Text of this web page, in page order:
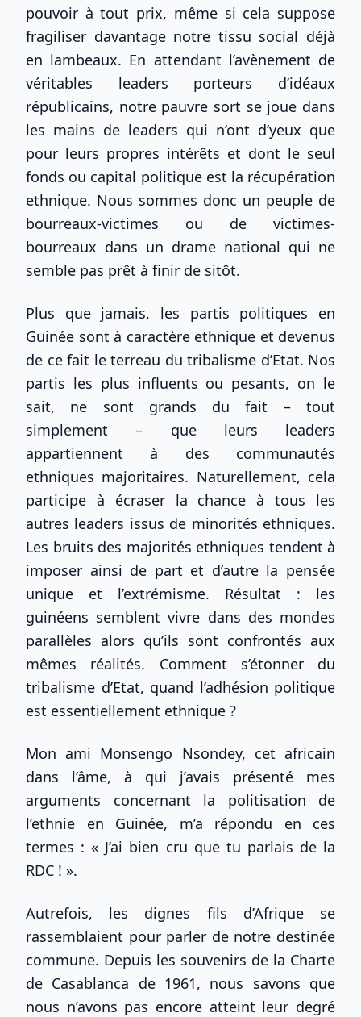
pouvoir à tout prix, même si cela suppose
fragiliser davantage notre tissu social déjà
en lambeaux. En attendant l’avènement de
véritables leaders porteurs d’idéaux
républicains, notre pauvre sort se joue dans
les mains de leaders qui n’ont d’yeux que
pour leurs propres intérêts et dont le seul
fonds ou capital politique est la récupération
ethnique. Nous sommes donc un peuple de
bourreaux-victimes ou de victimes-
bourreaux dans un drame national qui ne
semble pas prêt à finir de sitôt.
Plus que jamais, les partis politiques en
Guinée sont à caractère ethnique et devenus
de ce fait le terreau du tribalisme d’Etat. Nos
partis les plus influents ou pesants, on le
sait, ne sont grands du fait – tout
simplement – que leurs leaders
appartiennent à des communautés
ethniques majoritaires. Naturellement, cela
participe à écraser la chance à tous les
autres leaders issus de minorités ethniques.
Les bruits des majorités ethniques tendent à
imposer ainsi de part et d’autre la pensée
unique et l’extrémisme. Résultat : les
guinéens semblent vivre dans des mondes
parallèles alors qu’ils sont confrontés aux
mêmes réalités. Comment s’étonner du
tribalisme d’Etat, quand l’adhésion politique
est essentiellement ethnique ?
Mon ami Monsengo Nsondey, cet africain
dans l’âme, à qui j’avais présenté mes
arguments concernant la politisation de
l’ethnie en Guinée, m’a répondu en ces
termes : « J’ai bien cru que tu parlais de la
RDC ! ».
Autrefois, les dignes fils d’Afrique se
rassemblaient pour parler de notre destinée
commune. Depuis les souvenirs de la Charte
de Casablanca de 1961, nous savons que
nous n’avons pas encore atteint leur degré